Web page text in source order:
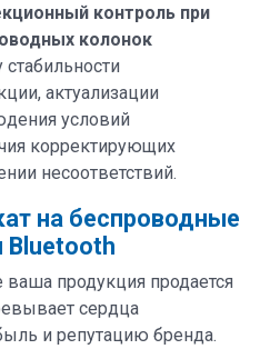
контроль при
колонок
актуализации
условий
корректирующих
несоответствий.
на беспроводные
Bluetooth
продукция продается
сердца
и репутацию бренда.